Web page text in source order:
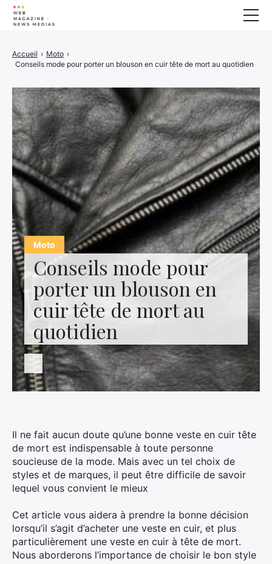
Moto
Conseils mode pour
porter un blouson en
cuir tête de mort au
quotidien
Accueil › Moto ›
Conseils mode pour porter un blouson en cuir tête de mort au quotidien
Il ne fait aucun doute qu’une bonne veste en cuir tête
de mort est indispensable à toute personne
soucieuse de la mode. Mais avec un tel choix de
styles et de marques, il peut être difficile de savoir
lequel vous convient le mieux
Cet article vous aidera à prendre la bonne décision
lorsqu’il s’agit d’acheter une veste en cuir, et plus
particulièrement une veste en cuir à tête de mort.
Nous aborderons l’importance de choisir le bon style
Animaux
Maison
Imprimante 3D
Electrogène
Finance
Famille
Auto/Moto
Marketing
À propos
Contactez-nous